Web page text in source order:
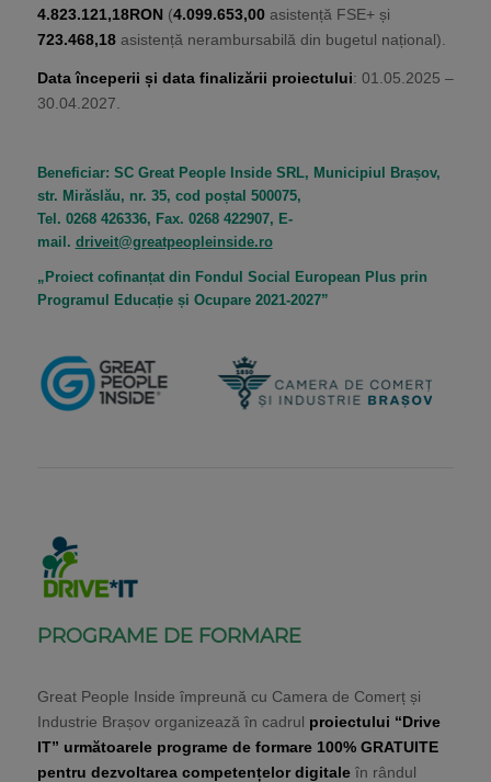
4.823.121,18RON (4.099.653,00asistență FSE+ și
723.468,18asistență nerambursabilă din bugetul național).
Data începerii și data finalizării proiectului: 01.05.2025 –
30.04.2027.
Beneficiar: SC Great People Inside SRL, Municipiul Brașov,
str. Mirăslău, nr. 35, cod poștal 500075,
Tel. 0268 426336, Fax. 0268 422907, E-
mail. driveit@greatpeopleinside.ro
„Proiect cofinanțat din Fondul Social European Plus prin
Programul Educație și Ocupare 2021-2027”
PROGRAME DE FORMARE
Great People Inside împreună cu Camera de Comerț și
Industrie Brașov organizează în cadrul proiectului “Drive
IT” următoarele programe de formare 100% GRATUITE
pentru dezvoltarea competențelor digitale în rândul